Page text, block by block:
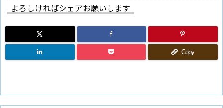
よろしければシェアお願いします
Copy